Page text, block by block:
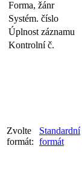
Forma, žánr
Systém. číslo
Úplnost záznamu
Kontrolní č.
Zvolte
formát:
Standardní
formát